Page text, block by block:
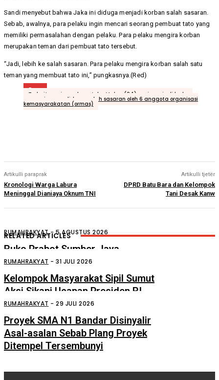
Sandi menyebut bahwa Jaka ini diduga menjadi korban salah sasaran.
Sebab, awalnya, para pelaku ingin mencari seorang pembuat tato yang
memiliki permasalahan dengan pelaku. Para pelaku mengira korban
merupakan teman dari pembuat tato tersebut.
“Jadi, lebih ke salah sasaran. Para pelaku mengira korban salah satu
teman yang membuat tato ini,” pungkasnya.(Red)
Tags
Terkait meninggalnya Jaka Malau (24) usai menjadi korban
penganiayaan diduga salah sasaran oleh 6 anggota organisasi
kemasyarakatan (ormas)
Artikulli paraprak
Kronologi Warga Labura
Meninggal Dianiaya Oknum TNI
Artikulli tjetër
DPRD Batu Bara dan Kelompok
Tani Desak Kanw
RELATED ARTICLES
RUMAHRAKYAT - 5 AGUSTUS 2026
Ruko Prabot Sumber Jaya
Perdagangan Terbakar
RUMAHRAKYAT - 31 JULI 2026
Kelompok Masyarakat Sipil Sumut
Aksi Sikapi Ucapan Presiden RI
Tentang “Londo Ireng”
RUMAHRAKYAT - 29 JULI 2026
Proyek SMA N1 Bandar Disinyalir
Asal-asalan Sebab Plang Proyek
Ditempel Tersembunyi